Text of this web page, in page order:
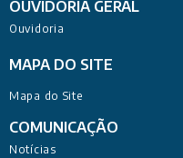
OUVIDORIA GERAL
Ouvidoria
MAPA DO SITE
Mapa do Site
COMUNICAÇÃO
Notícias